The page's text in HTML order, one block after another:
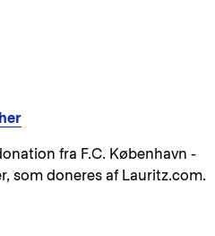
fra F.C. København -
som doneres af Lauritz.com.